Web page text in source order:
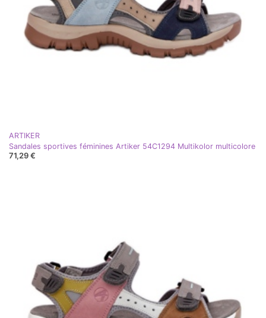
ARTIKER
Sandales sportives féminines Artiker 54C1294 Multikolor multicolore
71,29 €